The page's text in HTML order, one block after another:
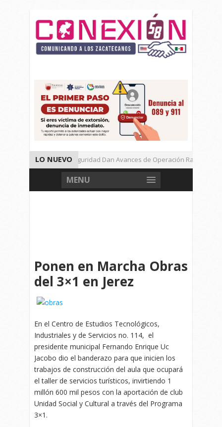
LO NUEVO
Autoridades de Seguridad Dan Avances de Operación Rastrillo.
Gran Festival de Música Electrónica en Festival Cultural de
MENU
Ponen en Marcha Obras
del 3×1 en Jerez
En el Centro de Estudios Tecnológicos,
Industriales y de Servicios no. 114, el
presidente municipal Fernando Enrique Uc
Jacobo dio el banderazo para que inicien los
trabajos de construcción del aula que ocupará
el taller de servicios turísticos, invirtiendo 1
millón 600 mil pesos con la aportación de club
Unidad Social y Cultural a través del Programa
3×1.